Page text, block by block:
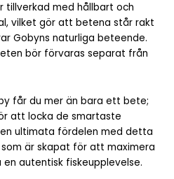
tillverkad med hållbart och
vilket gör att betena står rakt
Gobyns naturliga beteende.
bör förvaras separat från
får du mer än bara ett bete;
att locka de smartaste
ultimata fördelen med detta
är skapat för att maximera
autentisk fiskeupplevelse.